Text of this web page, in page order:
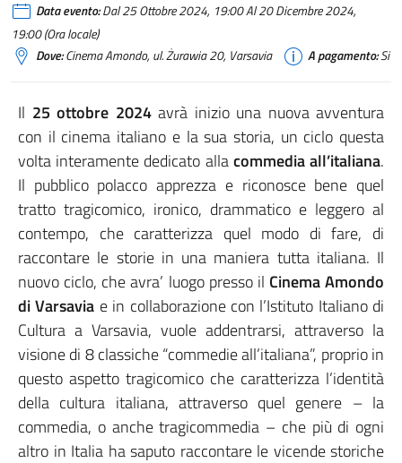
Data evento:Dal 25 Ottobre 2024, 19:00 Al 20 Dicembre 2024,
19:00 (Ora locale)
Dove:Cinema Amondo, ul. Żurawia 20, Varsavia A pagamento:Si
Il 25 ottobre 2024avrà inizio una nuova avventura
con il cinema italiano e la sua storia, un ciclo questa
volta interamente dedicato allacommedia all’italiana.
Il pubblico polacco apprezza e riconosce bene quel
tratto tragicomico, ironico, drammatico e leggero al
contempo, che caratterizza quel modo di fare, di
raccontare le storie in una maniera tutta italiana. Il
nuovo ciclo, che avra’ luogo presso il Cinema Amondo
di Varsavia e in collaborazione con l’Istituto Italiano di
Cultura a Varsavia, vuole addentrarsi, attraverso la
visione di 8 classiche “commedie all’italiana”, proprio in
questo aspetto tragicomico che caratterizza l’identità
della cultura italiana, attraverso quel genere – la
commedia, o anche tragicommedia – che più di ogni
altro in Italia ha saputo raccontare le vicende storiche